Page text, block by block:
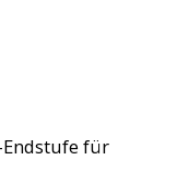
Endstufe für